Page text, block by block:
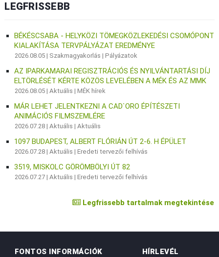
LEGFRISSEBB
BÉKÉSCSABA - HELYKÖZI TÖMEGKÖZLEKEDÉSI CSOMÓPONT
KIALAKÍTÁSA TERVPÁLYÁZAT EREDMÉNYE
2026.08.05 | Szakmagyakorlás |Pályázatok
AZ IPARKAMARAI REGISZTRÁCIÓS ÉS NYILVÁNTARTÁSI DÍJ
ELTÖRLÉSÉT KÉRTE KÖZÖS LEVELÉBEN A MÉK ÉS AZ MMK
2026.08.05 |Aktuális |MÉK hírek
MÁR LEHET JELENTKEZNI A CAD`ORO ÉPÍTÉSZETI
ANIMÁCIÓS FILMSZEMLÉRE
2026.07.28 |Aktuális |Aktuális
1097 BUDAPEST, ALBERT FLÓRIÁN ÚT 2-6. H ÉPÜLET
2026.07.28 |Aktuális |Eredeti tervezői felhívás
3519, MISKOLC GÖRÖMBÖLYI ÚT 82
2026.07.27 |Aktuális |Eredeti tervezői felhívás
Legfrissebb tartalmak megtekintése
FONTOS INFORMÁCIÓK HÍRLEVÉL